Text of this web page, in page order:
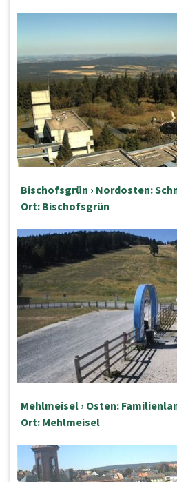
Bischofsgrün › Nordosten:
Ort: Bischofsgrün
Mehlmeisel › Osten:
Ort: Mehlmeisel